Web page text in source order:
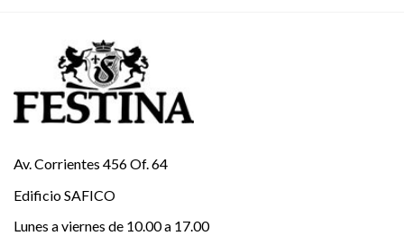
Av. Corrientes 456 Of. 64
Edificio SAFICO
Lunes a viernes de 10.00 a 17.00